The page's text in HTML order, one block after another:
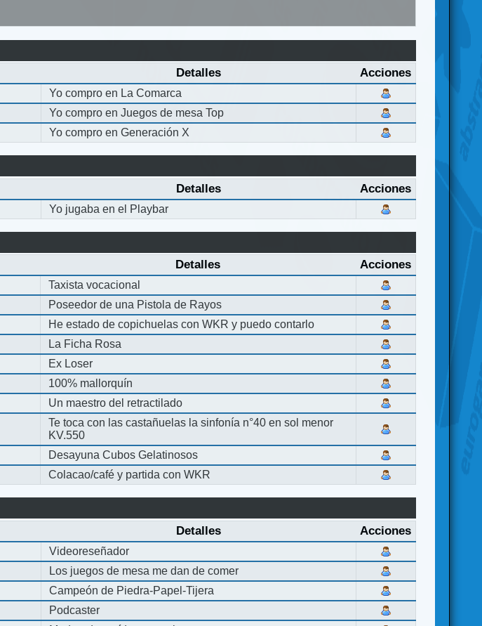
Detalles Acciones
Yo compro en La Comarca
Yo compro en Juegos de mesa Top
Yo compro en Generación X
Detalles Acciones
Yo jugaba en el Playbar
Detalles Acciones
Taxista vocacional
Poseedor de una Pistola de Rayos
He estado de copichuelas con WKR y puedo contarlo
La Ficha Rosa
Ex Loser
100% mallorquín
Un maestro del retractilado
Te toca con las castañuelas la sinfonía n°40 en sol menor
KV.550
Desayuna Cubos Gelatinosos
Colacao/café y partida con WKR
Detalles Acciones
Videoreseñador
Los juegos de mesa me dan de comer
Campeón de Piedra-Papel-Tijera
Podcaster